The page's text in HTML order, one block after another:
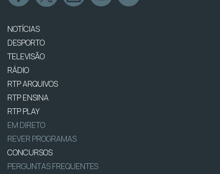
NOTÍCIAS
DESPORTO
TELEVISÃO
RÁDIO
RTP ARQUIVOS
RTP ENSINA
RTP PLAY
EM DIRETO
REVER PROGRAMAS
CONCURSOS
PERGUNTAS FREQUENTES